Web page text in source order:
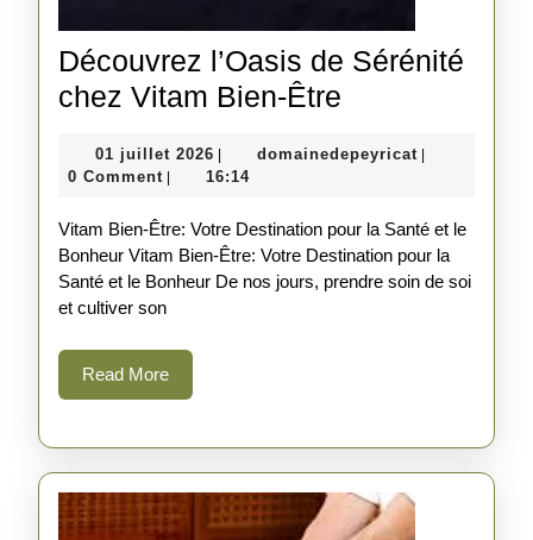
Découvrez l’Oasis de Sérénité
chez Vitam Bien-Être
de
chez
Vitam
01 juillet 2026 01
juillet
| domainedepeyricat |
0 Comment | 16:14
Vitam Bien-Être: Votre Destination pour la Santé et le
Bonheur Vitam Bien-Être: Votre Destination pour la
Santé et le Bonheur De nos jours, prendre soin de soi
et cultiver son
Read MoreRead
More